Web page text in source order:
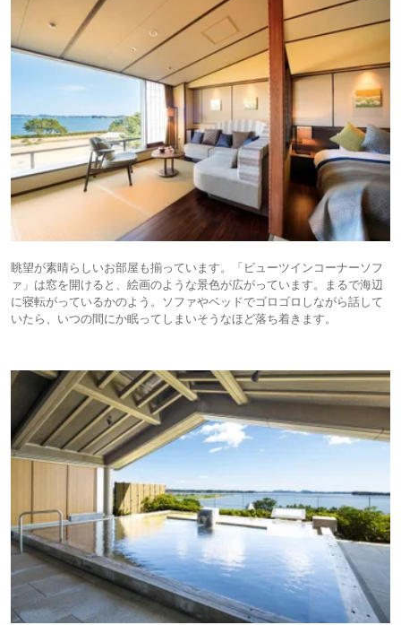
眺望が素晴らしいお部屋も揃っています。「ビューツインコーナーソフ
ァ」は窓を開けると、絵画のような景色が広がっています。まるで海辺
に寝転がっているかのよう。ソファやベッドでゴロゴロしながら話して
いたら、いつの間にか眠ってしまいそうなほど落ち着きます。